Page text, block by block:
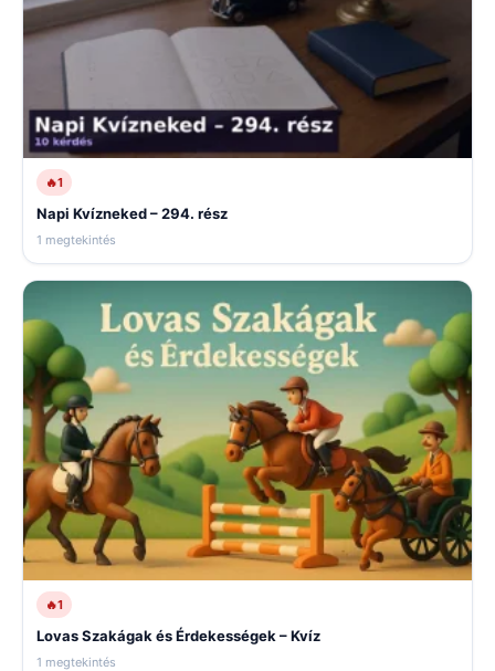
🔥1
Napi Kvízneked – 294. rész
1 megtekintés
🔥1
Lovas Szakágak és Érdekességek – Kvíz
1 megtekintés